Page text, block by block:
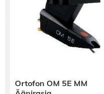
Ortofon OM 5E MM